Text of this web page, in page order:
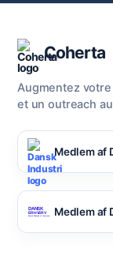
Coherta
Augmentez
et un outreach
Medlem af
Medlem af